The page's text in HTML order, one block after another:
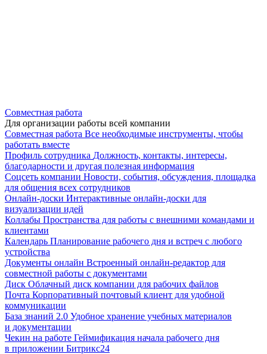
Совместная работа
Для организации работы всей компании
Совместная работа Все необходимые инструменты, чтобы
работать вместе
Профиль сотрудника Должность, контакты, интересы,
благодарности и другая полезная информация
Соцсеть компании Новости, события, обсуждения, площадка
для общения всех сотрудников
Онлайн-доски Интерактивные онлайн-доски для
визуализации идей
Коллабы Пространства для работы с внешними командами и
клиентами
Календарь Планирование рабочего дня и встреч с любого
устройства
Документы онлайн Встроенный онлайн-редактор для
совместной работы с документами
Диск Облачный диск компании для рабочих файлов
Почта Корпоративный почтовый клиент для удобной
коммуникации
База знаний 2.0 Удобное хранение учебных материалов
и документации
Чекин на работе Геймификация начала рабочего дня
в приложении Битрикс24